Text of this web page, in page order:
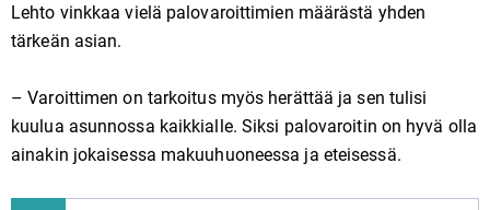
Lehto vinkkaa vielä palovaroittimien määrästä yhden
tärkeän asian.
– Varoittimen on tarkoitus myös herättää ja sen tulisi
kuulua asunnossa kaikkialle. Siksi palovaroitin on hyvä olla
ainakin jokaisessa makuuhuoneessa ja eteisessä.